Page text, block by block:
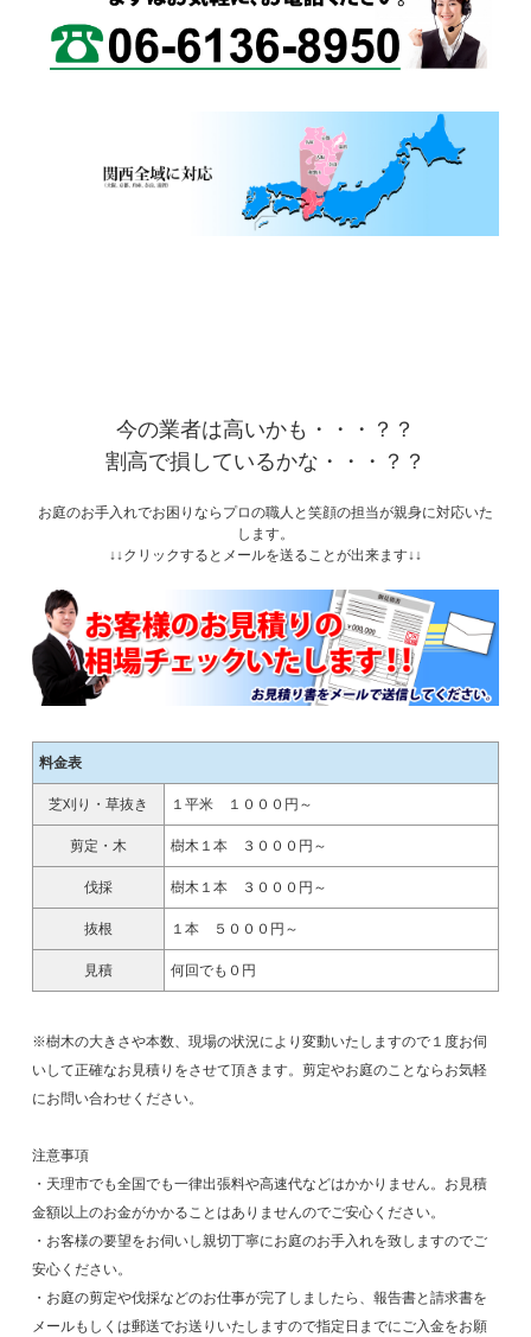
今の業者は高いかも・・・？？
割高で損しているかな・・・？？
お庭のお手入れでお困りならプロの職人と笑顔の担当が親身に対応いた
します。
↓↓クリックするとメールを送ることが出来ます↓↓
料金表
芝刈り・草抜き １平米 １０００円～
剪定・木 樹木１本 ３０００円～
伐採 樹木１本 ３０００円～
抜根 １本 ５０００円～
見積 何回でも０円
※樹木の大きさや本数、現場の状況により変動いたしますので１度お伺
いして正確なお見積りをさせて頂きます。剪定やお庭のことならお気軽
にお問い合わせください。
注意事項
・天理市でも全国でも一律出張料や高速代などはかかりません。お見積
金額以上のお金がかかることはありませんのでご安心ください。
・お客様の要望をお伺いし親切丁寧にお庭のお手入れを致しますのでご
安心ください。
・お庭の剪定や伐採などのお仕事が完了しましたら、報告書と請求書を
メールもしくは郵送でお送りいたしますので指定日までにご入金をお願